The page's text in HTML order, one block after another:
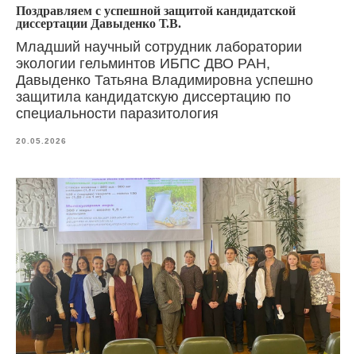
Поздравляем с успешной защитой кандидатской
диссертации Давыденко Т.В.
Младший научный сотрудник лаборатории
экологии гельминтов ИБПС ДВО РАН,
Давыденко Татьяна Владимировна успешно
защитила кандидатскую диссертацию по
специальности паразитология
20.05.2026